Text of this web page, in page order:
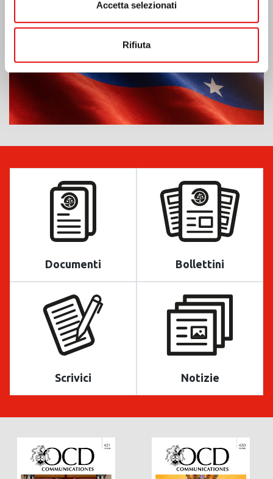
Accetta selezionati
Rifiuta
Documenti Bollettini
Scrivici Notizie